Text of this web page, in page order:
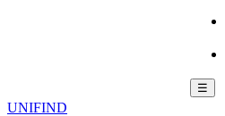
☰
UNIFIND